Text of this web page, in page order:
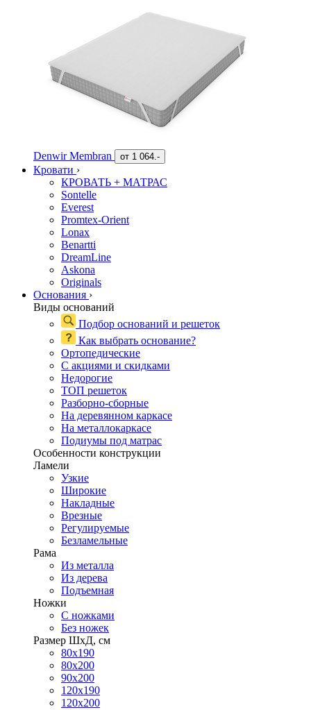
Denwir Membran от 1 064.-
Кровати ›
КРОВАТЬ + МАТРАС
Sontelle
Everest
Promtex-Orient
Lonax
Benartti
DreamLine
Askona
Originals
Основания ›
Виды оснований
Подбор оснований и решеток
Как выбрать основание?
Ортопедические
С акциями и скидками
Недорогие
ТОП решеток
Разборно-сборные
На деревянном каркасе
На металлокаркасе
Подиумы под матрас
Особенности конструкции
Ламели
Узкие
Широкие
Накладные
Врезные
Регулируемые
Безламельные
Рама
Из металла
Из дерева
Подъемная
Ножки
С ножками
Без ножек
Размер ШхД, см
80х190
80х200
90х200
120х190
120х200